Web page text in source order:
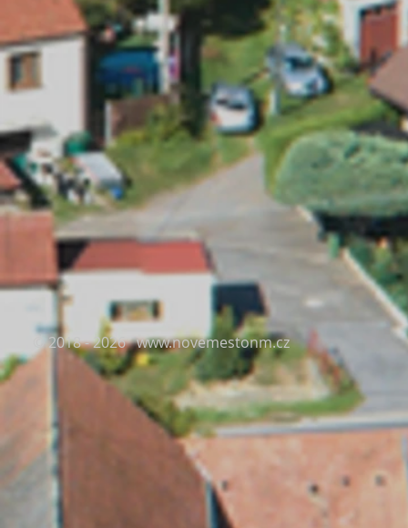
© 2018 - 2026www.novemestonm.cz